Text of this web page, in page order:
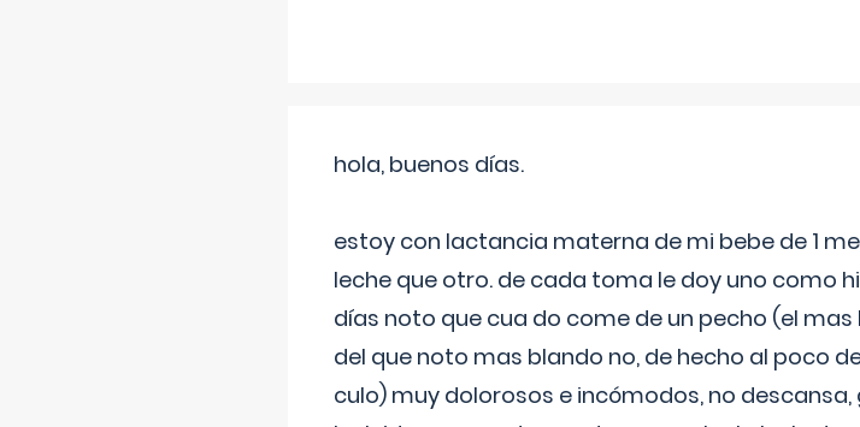
hola, buenos días.
estoy con lactancia materna de mi bebe de 1
leche que otro. de cada toma le doy uno como
días noto que cua do come de un pecho (el
del que noto mas blando no, de hecho al poco
culo) muy dolorosos e incómodos, no